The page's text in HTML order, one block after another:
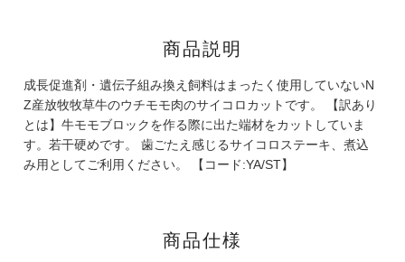
商品説明
成長促進剤・遺伝子組み換え飼料はまったく使用していないN
Z産放牧牧草牛のウチモモ肉のサイコロカットです。 【訳あり
とは】牛モモブロックを作る際に出た端材をカットしていま
す。若干硬めです。 歯ごたえ感じるサイコロステーキ、煮込
み用としてご利用ください。 【コード:YA/ST】
商品仕様